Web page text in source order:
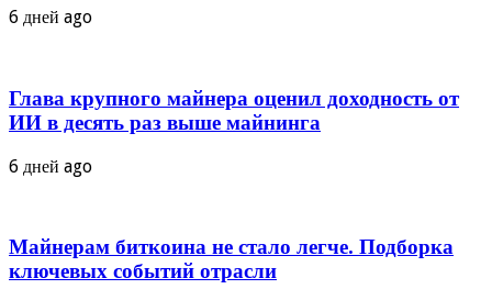
6 дней ago
Глава крупного майнера оценил доходность от
ИИ в десять раз выше майнинга
6 дней ago
Майнерам биткоина не стало легче. Подборка
ключевых событий отрасли